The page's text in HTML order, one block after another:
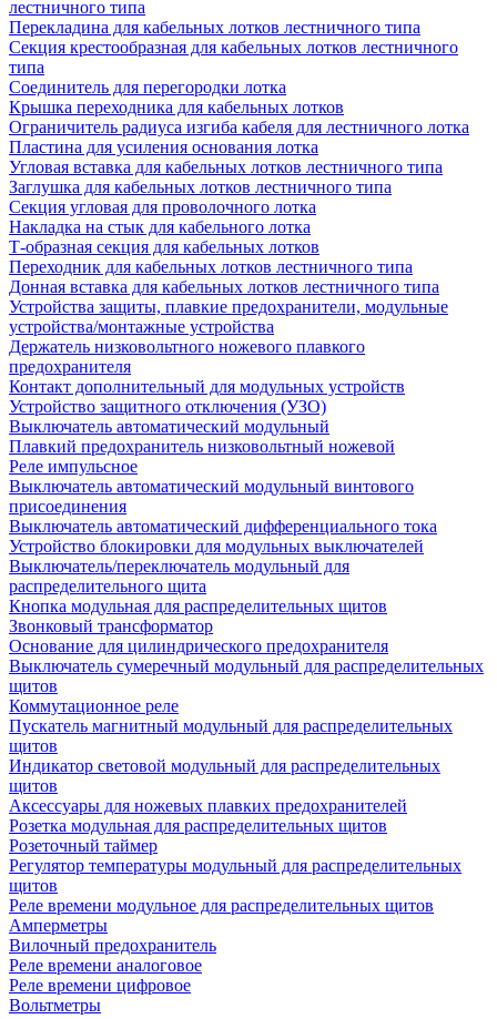
лестничного типа
Перекладина для кабельных лотков лестничного типа
Секция крестообразная для кабельных лотков лестничного
типа
Соединитель для перегородки лотка
Крышка переходника для кабельных лотков
Ограничитель радиуса изгиба кабеля для лестничного лотка
Пластина для усиления основания лотка
Угловая вставка для кабельных лотков лестничного типа
Заглушка для кабельных лотков лестничного типа
Секция угловая для проволочного лотка
Накладка на стык для кабельного лотка
Т-образная секция для кабельных лотков
Переходник для кабельных лотков лестничного типа
Донная вставка для кабельных лотков лестничного типа
Устройства защиты, плавкие предохранители, модульные
устройства/монтажные устройства
Держатель низковольтного ножевого плавкого
предохранителя
Контакт дополнительный для модульных устройств
Устройство защитного отключения (УЗО)
Выключатель автоматический модульный
Плавкий предохранитель низковольтный ножевой
Реле импульсное
Выключатель автоматический модульный винтового
присоединения
Выключатель автоматический дифференциального тока
Устройство блокировки для модульных выключателей
Выключатель/переключатель модульный для
распределительного щита
Кнопка модульная для распределительных щитов
Звонковый трансформатор
Основание для цилиндрического предохранителя
Выключатель сумеречный модульный для распределительных
щитов
Коммутационное реле
Пускатель магнитный модульный для распределительных
щитов
Индикатор световой модульный для распределительных
щитов
Аксессуары для ножевых плавких предохранителей
Розетка модульная для распределительных щитов
Розеточный таймер
Регулятор температуры модульный для распределительных
щитов
Реле времени модульное для распределительных щитов
Амперметры
Вилочный предохранитель
Реле времени аналоговое
Реле времени цифровое
Вольтметры